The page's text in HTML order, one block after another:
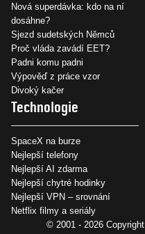
Nová superdávka: kdo na ní
dosáhne?
Sjezd sudetských Němců
Proč vláda zavádí EET?
Padni komu padni
Výpověď z práce vzor
Divoký kačer
Technologie
SpaceX na burze
Nejlepší telefony
Nejlepší AI zdarma
Nejlepší chytré hodinky
Nejlepší VPN – srovnání
Netflix filmy a seriály
© 2001 - 2026 Copyright